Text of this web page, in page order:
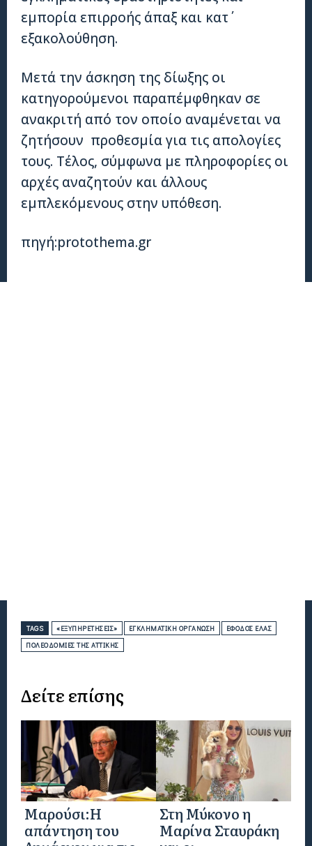
εμπορία επιρροής άπαξ και κατ΄
εξακολούθηση.
Μετά την άσκηση της δίωξης οι
κατηγορούμενοι παραπέμφθηκαν σε
ανακριτή από τον οποίο αναμένεται να
ζητήσουν προθεσμία για τις απολογίες
τους. Τέλος, σύμφωνα με πληροφορίες οι
αρχές αναζητούν και άλλους
εμπλεκόμενους στην υπόθεση.
πηγή:protothema.gr
TAGS «ΕΞΥΠΗΡΕΤΉΣΕΙΣ» ΕΓΚΛΗΜΑΤΙΚΉ ΟΡΓΆΝΩΣΗ
ΈΦΟΔΟΣ ΕΛΑΣ
ΠΟΛΕΟΔΟΜΊΕΣ ΤΗΣ ΑΤΤΙΚΉΣ
Δείτε επίσης
Μαρούσι:Η
απάντηση του
Στη Μύκονο η
Μαρίνα Σταυράκη